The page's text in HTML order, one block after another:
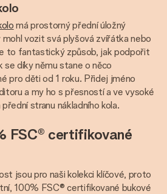
má prostorný přední úložný
vozit svá plyšová zvířátka nebo
to fantastický způsob, jak podpořit
se díky němu stane o něco
pro děti od 1 roku. Přidej jméno
a my ho s přesností a ve vysoké
stranu nákladního kola.
FSC® certifikované
jsou pro naši kolekci klíčové, proto
100% FSC® certifikované bukové